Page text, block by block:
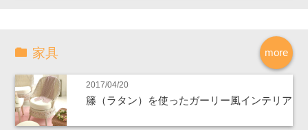
more
家具
2017/04/20
籐（ラタン）を使ったガーリー風インテリア